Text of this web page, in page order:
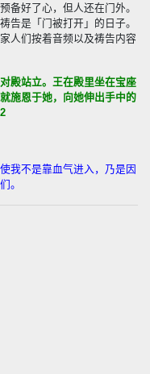
备好了心，但人还在门外。
告是「门被打开」的日子。
人们按着音频以及祷告内容
殿站立。王在殿里坐在宝座
施恩于她，向她伸出手中的
我不是靠血气进入，乃是因
。